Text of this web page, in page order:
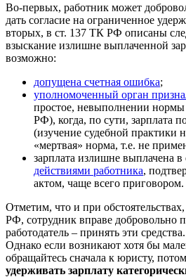
Во-первых, работник может
дать согласие на ограниченное
вторых, в ст. 137 ТК РФ описаны
взыскание излишне выплаченной
возможно:
допущена счетная ошибка;
уполномоченный орган
простое, невыполнении нормы
РФ), когда, по сути, зарплата
(изучение судебной практики
«мертвая» норма, т.е. не
зарплата излишне выплачена в
действиями работника,
актом, чаще всего приговором.
Отметим, что и при
РФ, сотрудник вправе добровольно
работодатель – принять эти
Однако если возникают хотя бы
обращайтесь сначала к юристу,
удерживать зарплату